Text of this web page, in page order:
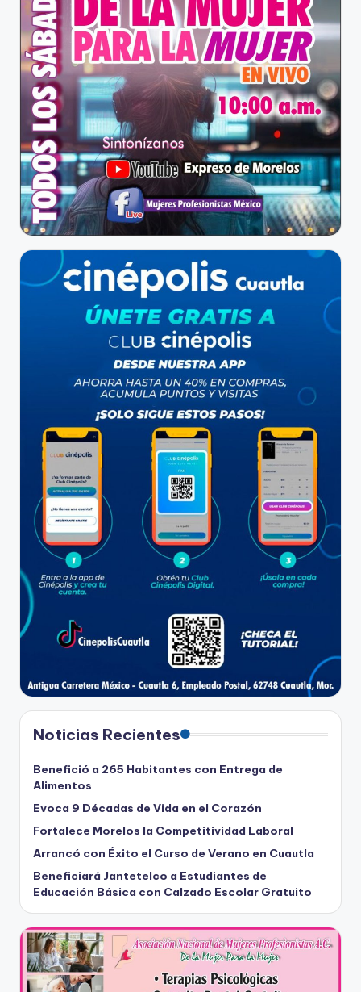
Noticias Recientes
Benefició a 265 Habitantes con Entrega de
Alimentos
Evoca 9 Décadas de Vida en el Corazón
Fortalece Morelos la Competitividad Laboral
Arrancó con Éxito el Curso de Verano en Cuautla
Beneficiará Jantetelco a Estudiantes de
Educación Básica con Calzado Escolar Gratuito